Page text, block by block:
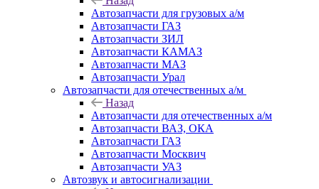
Автозапчасти для грузовых а/м
Автозапчасти ГАЗ
Автозапчасти ЗИЛ
Автозапчасти КАМАЗ
Автозапчасти МАЗ
Автозапчасти Урал
Автозапчасти для отечественных а/м
Назад
Автозапчасти для отечественных а/м
Автозапчасти ВАЗ, ОКА
Автозапчасти ГАЗ
Автозапчасти Москвич
Автозапчасти УАЗ
Автозвук и автосигнализации